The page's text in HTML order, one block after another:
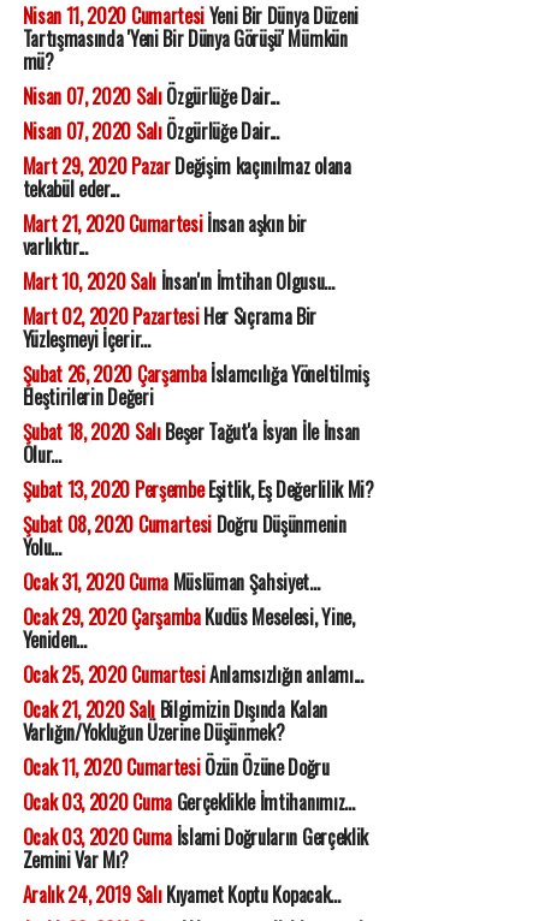
Nisan 11, 2020 CumartesiYeni Bir Dünya Düzeni
Tartışmasında 'Yeni Bir Dünya Görüşü' Mümkün
mü?
Nisan 07, 2020 SalıÖzgürlüğe Dair...
Nisan 07, 2020 SalıÖzgürlüğe Dair...
Mart 29, 2020 PazarDeğişim kaçınılmaz olana
tekabül eder...
Mart 21, 2020 Cumartesiİnsan aşkın bir
varlıktır...
Mart 10, 2020 Salıİnsan'ın İmtihan Olgusu...
Mart 02, 2020 PazartesiHer Sıçrama Bir
Yüzleşmeyi İçerir...
Şubat 26, 2020 Çarşambaİslamcılığa Yöneltilmiş
Eleştirilerin Değeri
Şubat 18, 2020 SalıBeşer Tağut'a İsyan İle İnsan
Olur...
Şubat 13, 2020 PerşembeEşitlik, Eş Değerlilik Mi?
Şubat 08, 2020 CumartesiDoğru Düşünmenin
Yolu...
Ocak 31, 2020 CumaMüslüman Şahsiyet...
Ocak 29, 2020 ÇarşambaKudüs Meselesi, Yine,
Yeniden...
Ocak 25, 2020 CumartesiAnlamsızlığın anlamı...
Ocak 21, 2020 SalıBilgimizin Dışında Kalan
Varlığın/Yokluğun Üzerine Düşünmek?
Ocak 11, 2020 CumartesiÖzün Özüne Doğru
Ocak 03, 2020 CumaGerçeklikle İmtihanımız...
Ocak 03, 2020 Cumaİslami Doğruların Gerçeklik
Zemini Var Mı?
Aralık 24, 2019 SalıKıyamet Koptu Kopacak...